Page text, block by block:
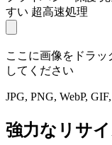
すい 超高速処理
ここに画像をドラ
してください
JPG, PNG, WebP,
強力なリサ